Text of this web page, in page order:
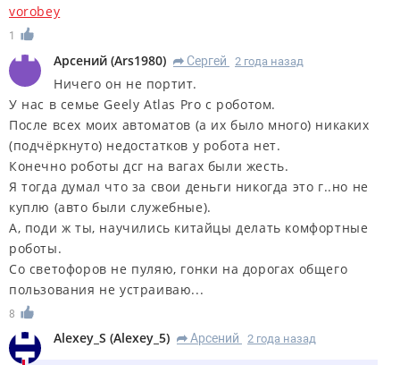
vorobey
1
Арсений (Ars1980) R Сергей 2 года назад
Ничего он не портит.
У нас в семье Geely Atlas Pro с роботом.
После всех моих автоматов (а их было много) никаких
(подчёркнуто) недостатков у робота нет.
Конечно роботы дсг на вагах были жесть.
Я тогда думал что за свои деньги никогда это г..но не
куплю (авто были служебные).
А, поди ж ты, научились китайцы делать комфортные
роботы.
Со светофоров не пуляю, гонки на дорогах общего
пользования не устраиваю...
8
Alexey_S (Alexey_5) R Арсений 2 года назад